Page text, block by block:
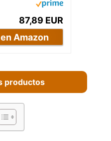
87,89 EUR
Amazon
productos